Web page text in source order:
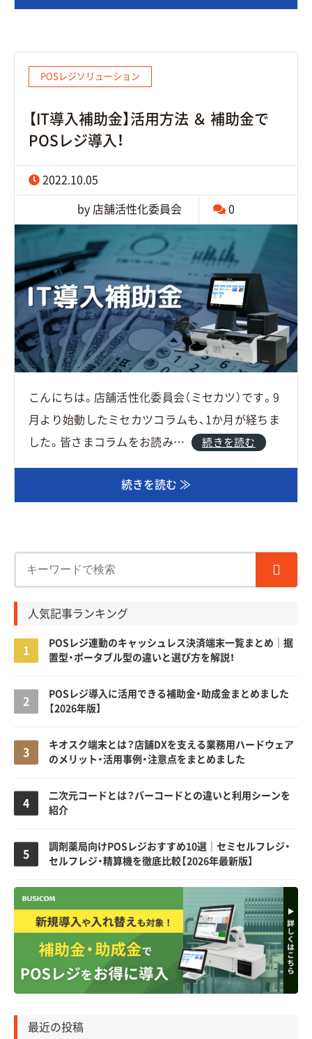
POSレジソリューション
【IT導入補助金】活用方法 ＆ 補助金で
POSレジ導入！
2022.10.05
by 店舗活性化委員会 0
こんにちは。店舗活性化委員会（ミセカツ）です。9
月より始動したミセカツコラムも、1か月が経ちま
した。皆さまコラムをお読み…
続きを読む
続きを読む ≫
人気記事ランキング
POSレジ連動のキャッシュレス決済端末一覧まとめ｜据
置型・ポータブル型の違いと選び方を解説！
POSレジ導入に活用できる補助金・助成金まとめました
【2026年版】
キオスク端末とは？店舗DXを支える業務用ハードウェア
のメリット・活用事例・注意点をまとめました
二次元コードとは？バーコードとの違いと利用シーンを
紹介
調剤薬局向けPOSレジおすすめ10選｜セミセルフレジ・
セルフレジ・精算機を徹底比較【2026年最新版】
最近の投稿